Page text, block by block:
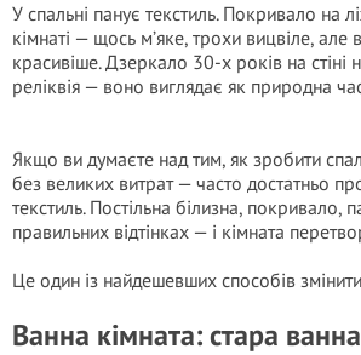
У спальні панує текстиль. Покривало на
кімнаті — щось м’яке, трохи вицвіле, але
красивіше. Дзеркало 30-х років на стіні
реліквія — воно виглядає як природна
Якщо ви думаєте над тим, як зробити
без великих витрат — часто достатньо
текстиль. Постільна білизна, покривало,
правильних відтінках — і кімната
Це один із найдешевших способів
Ванна кімната: стара